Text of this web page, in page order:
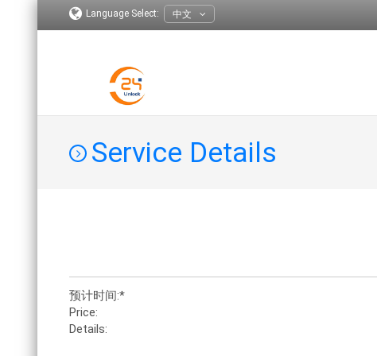
Language Select: 中文
Service Details
预计时间:*
Price:
Details: